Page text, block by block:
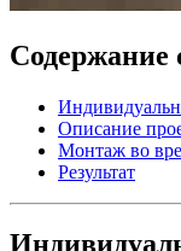
Содержание
Описание
Монтаж во
Результат